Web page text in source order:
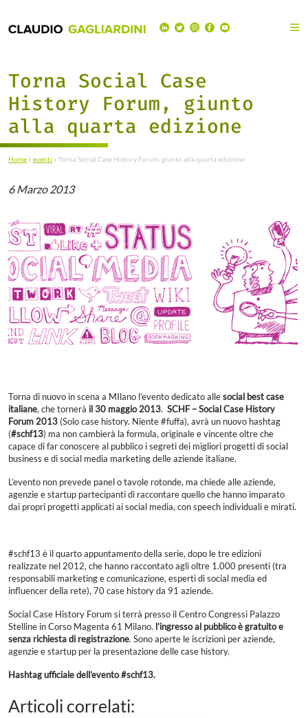
Torna Social Case
History Forum, giunto
alla quarta edizione
Home » eventi » Torna Social Case History Forum, giunto alla quarta edizione
6 Marzo 2013
Torna di nuovo in scena a MIlano l’evento dedicato alle social best case
italiane, che tornerà il 30 maggio 2013. SCHF – Social Case History
Forum 2013 (Solo case history. Niente #fuffa), avrà un nuovo hashtag
(#schf13) ma non cambierà la formula, originale e vincente oltre che
capace di far conoscere al pubblico i segreti dei migliori progetti di social
business e di social media marketing delle aziende italiane.
L’evento non prevede panel o tavole rotonde, ma chiede alle aziende,
agenzie e startup partecipanti di raccontare quello che hanno imparato
dai propri progetti applicati ai social media, con speech individuali e mirati.
#schf13 è il quarto appuntamento della serie, dopo le tre edizioni
realizzate nel 2012, che hanno raccontato agli oltre 1.000 presenti (tra
responsabili marketing e comunicazione, esperti di social media ed
influencer della rete), 70 case history da 91 aziende.
Social Case History Forum si terrà presso il Centro Congressi Palazzo
Stelline in Corso Magenta 61 Milano. l’ingresso al pubblico è gratuito e
senza richiesta di registrazione. Sono aperte le iscrizioni per aziende,
agenzie e startup per la presentazione delle case history.
Hashtag ufficiale dell’evento #schf13.
Articoli correlati: